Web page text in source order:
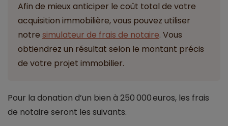
Afin de mieux anticiper le coût total de votre
acquisition immobilière, vous pouvez utiliser
notre simulateur de frais de notaire. Vous
obtiendrez un résultat selon le montant précis
de votre projet immobilier.
Pour la donation d’un bien à 250 000 euros, les frais
de notaire seront les suivants.